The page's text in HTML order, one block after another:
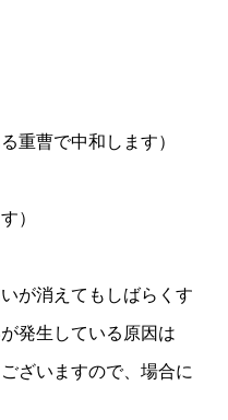
重曹で中和します）
）
が消えてもしばらくす
発生している原因は
ざいますので、場合に